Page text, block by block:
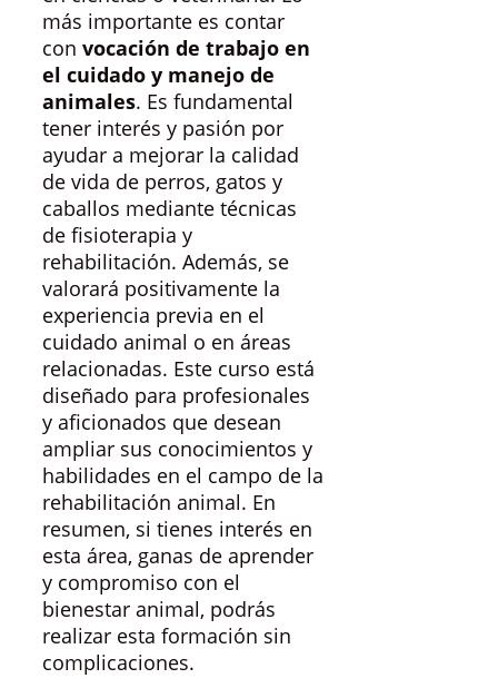
más importante es contar
con vocación de trabajo en
el cuidado y manejo de
animales. Es fundamental
tener interés y pasión por
ayudar a mejorar la calidad
de vida de perros, gatos y
caballos mediante técnicas
de fisioterapia y
rehabilitación. Además, se
valorará positivamente la
experiencia previa en el
cuidado animal o en áreas
relacionadas. Este curso está
diseñado para profesionales
y aficionados que desean
ampliar sus conocimientos y
habilidades en el campo de la
rehabilitación animal. En
resumen, si tienes interés en
esta área, ganas de aprender
y compromiso con el
bienestar animal, podrás
realizar esta formación sin
complicaciones.